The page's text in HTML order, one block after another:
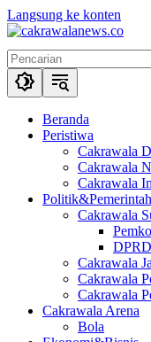
Langsung ke konten
Beranda
Peristiwa
Cakrawala
Cakrawala
Cakrawala
Cakrawala
Cakrawala
Cakrawala
Cakrawala
Cakrawala Arena
Bola